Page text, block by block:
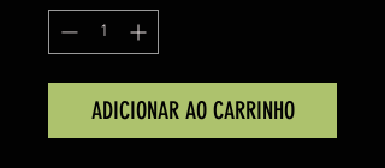
ADICIONAR AO CARRINHO